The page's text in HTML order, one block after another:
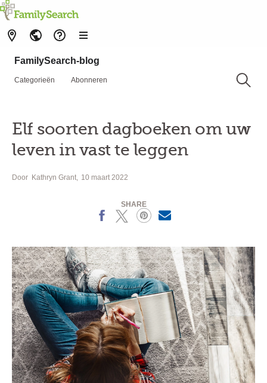
FamilySearch-blog
Categorieën Abonneren
Elf soorten dagboeken om uw
leven in vast te leggen
Door Kathryn Grant 10 maart 2022
SHARE
X